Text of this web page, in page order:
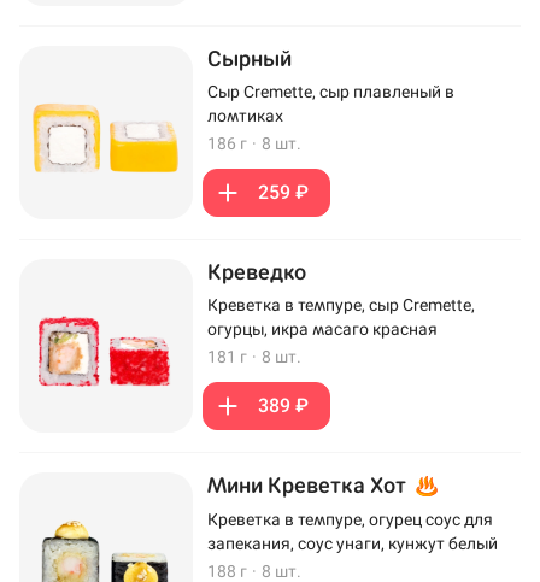
Сырный
Сыр Cremette, сыр плавленый в
ломтиках
186 г · 8 шт.
259 ₽
Креведко
Креветка в темпуре, сыр Cremette,
огурцы, икра масаго красная
181 г · 8 шт.
389 ₽
Мини Креветка Хот
Креветка в темпуре, огурец соус для
запекания, соус унаги, кунжут белый
188 г · 8 шт.